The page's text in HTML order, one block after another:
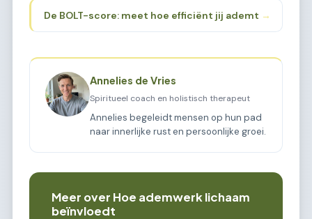
De BOLT-score: meet hoe efficiënt jij ademt →
Annelies de Vries
Spiritueel coach en holistisch therapeut
Annelies begeleidt mensen op hun pad
naar innerlijke rust en persoonlijke groei.
Meer over Hoe ademwerk lichaam
beïnvloedt